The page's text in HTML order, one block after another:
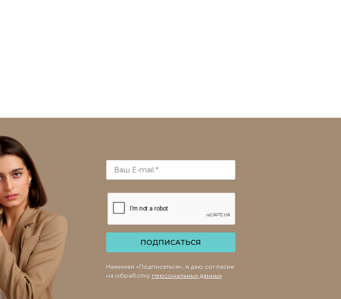
ПОДПИСАТЬСЯ
Нажимая «Подписаться», я даю согласие
на обработку персональных данных